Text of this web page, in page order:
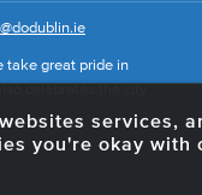
take great pride in
services,
you're okay with